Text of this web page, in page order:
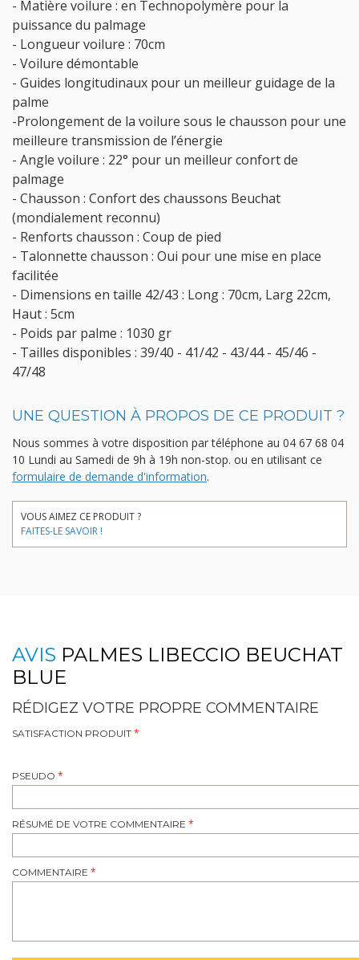
- Matière voilure : en Technopolymère pour la
puissance du palmage
- Longueur voilure : 70cm
- Voilure démontable
- Guides longitudinaux pour un meilleur guidage de la
palme
-Prolongement de la voilure sous le chausson pour une
meilleure transmission de l’énergie
- Angle voilure : 22° pour un meilleur confort de
palmage
- Chausson : Confort des chaussons Beuchat
(mondialement reconnu)
- Renforts chausson : Coup de pied
- Talonnette chausson : Oui pour une mise en place
facilitée
- Dimensions en taille 42/43 : Long : 70cm, Larg 22cm,
Haut : 5cm
- Poids par palme : 1030 gr
- Tailles disponibles : 39/40 - 41/42 - 43/44 - 45/46 -
47/48
UNE QUESTION À PROPOS DE CE PRODUIT ?
Nous sommes à votre disposition par téléphone au 04 67 68 04
10 Lundi au Samedi de 9h à 19h non-stop. ou en utilisant ce
formulaire de demande d'information.
VOUS AIMEZ CE PRODUIT ?
FAITES-LE SAVOIR !
AVIS PALMES LIBECCIO BEUCHAT
BLUE
RÉDIGEZ VOTRE PROPRE COMMENTAIRE
SATISFACTION PRODUIT
PSEUDO
RÉSUMÉ DE VOTRE COMMENTAIRE
COMMENTAIRE